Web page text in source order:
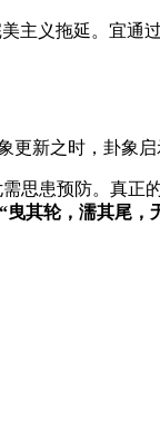
主义拖延。宜通
更新之时，卦象启
思患预防。真正
“曳其轮，濡其尾，